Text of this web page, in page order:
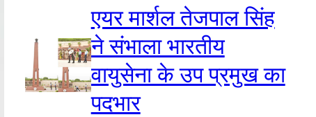
एयर मार्शल तेजपाल सिंह
ने संभाला भारतीय
वायुसेना के उप प्रमुख का
पदभार